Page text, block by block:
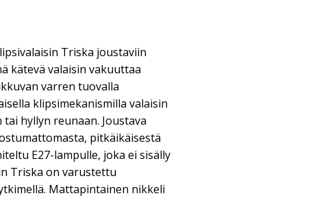
Triska joustaviin
kätevä valaisin vakuuttaa
varren tuovalla
klipsimekanismilla valaisin
hyllyn reunaan. Joustava
pitkäikäisestä
E27-lampulle, joka ei sisälly
Triska on varustettu
Mattapintainen nikkeli